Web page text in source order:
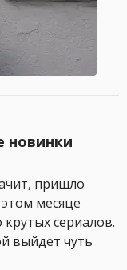
новинки
пришло
месяце
сериалов.
выйдет чуть